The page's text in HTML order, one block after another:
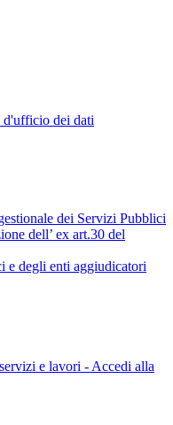
d'ufficio dei dati
dei Servizi Pubblici
dell’ ex art.30 del
e degli enti aggiudicatori
e lavori - Accedi alla